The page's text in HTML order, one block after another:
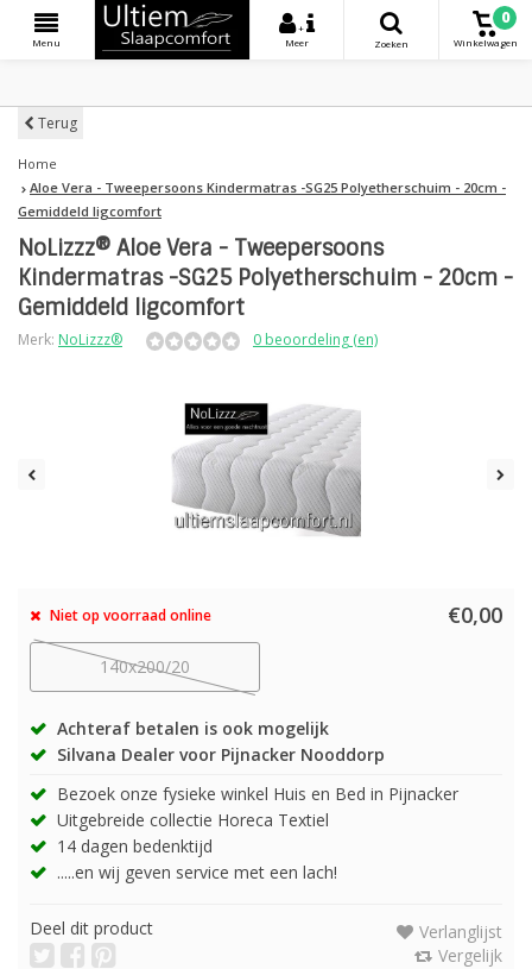
Menu
+
Meer
Zoeken
0
Winkelwagen
Terug
Home
Aloe Vera - Tweepersoons Kindermatras -SG25 Polyetherschuim - 20cm -
Gemiddeld ligcomfort
NoLizzz® Aloe Vera - Tweepersoons
Kindermatras -SG25 Polyetherschuim - 20cm -
Gemiddeld ligcomfort
Merk: NoLizzz® 0 beoordeling (en)
Niet op voorraad online €0,00
140x200/20
Achteraf betalen is ook mogelijk
Silvana Dealer voor Pijnacker Nooddorp
Bezoek onze fysieke winkel Huis en Bed in Pijnacker
Uitgebreide collectie Horeca Textiel
14 dagen bedenktijd
.....en wij geven service met een lach!
Deel dit product
Verlanglijst
Vergelijk